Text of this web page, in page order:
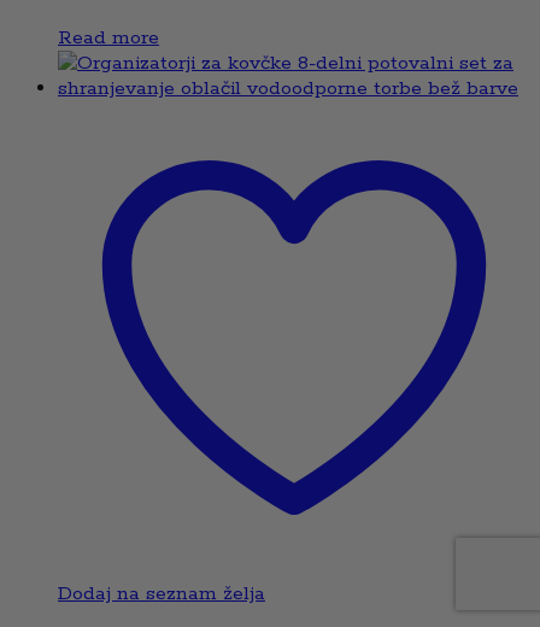
Read more
Dodaj na seznam želja